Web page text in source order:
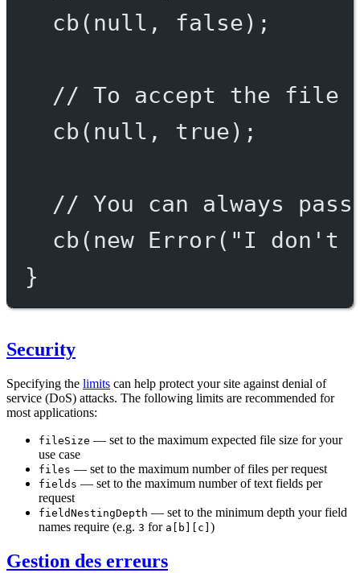
cb( null , false);
// To accept the file
cb( null , true);
// You can always
cb( new Error( "I don't
}
Security
Specifying the limits can help protect your site against denial of
service (DoS) attacks. The following limits are recommended for
most applications:
fileSize — set to the maximum expected file size for your
use case
files — set to the maximum number of files per request
fields — set to the maximum number of text fields per
request
fieldNestingDepth — set to the minimum depth your field
names require (e.g. 3 for a[b][c] )
Gestion des erreurs